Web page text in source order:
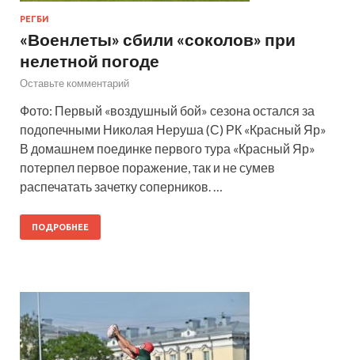
РЕГБИ
«Военлеты» сбили «соколов» при
нелетной погоде
Оставьте комментарий
Фото: Первый «воздушный бой» сезона остался за
подопечными Николая Неруша (С) РК «Красный Яр»
В домашнем поединке первого тура «Красный Яр»
потерпел первое поражение, так и не сумев
распечатать зачетку соперников. …
ПОДРОБНЕЕ